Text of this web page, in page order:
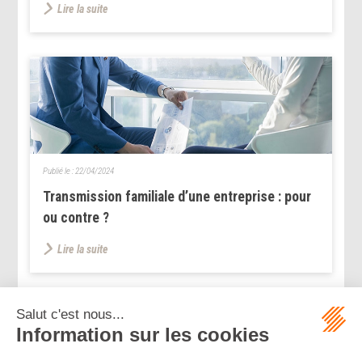
Lire la suite
Transmission familiale d’une entreprise : pour
ou contre ?
Publié le : 22/04/2024
Lire la suite
<< < ...